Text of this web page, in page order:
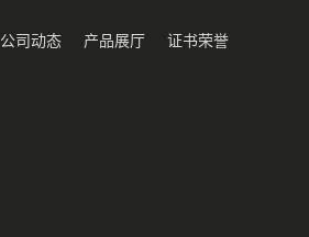
公司动态 产品展厅 证书荣誉